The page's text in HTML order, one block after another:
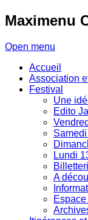
Maximenu
Open menu
Accueil
Association
Festival
Une
Edito
Lundi
A